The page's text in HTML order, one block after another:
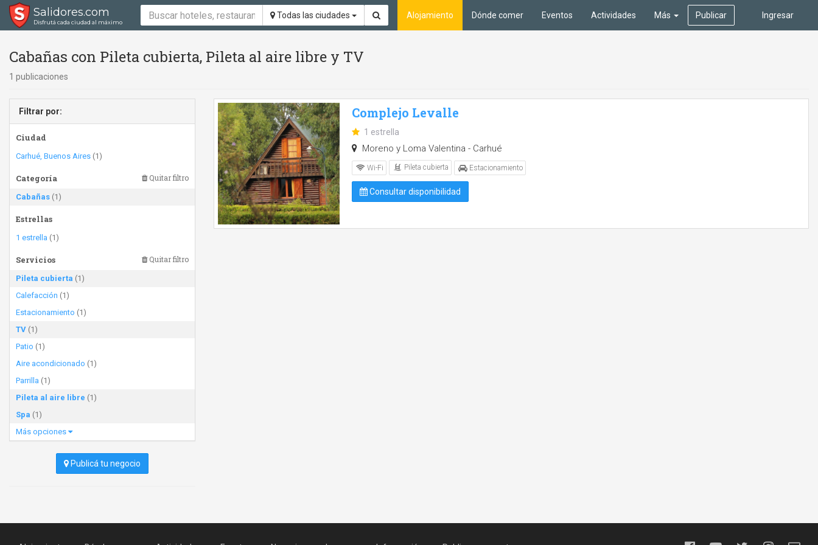
Salidores.com
Disfrutá cada ciudad al máximo
Todas las ciudades Ingresar
Alojamiento Dónde comer Eventos Actividades Más Publicar
Cabañas con Pileta cubierta, Pileta al aire libre y TV
1 publicaciones
Filtrar por:
Ciudad
Carhué, Buenos Aires (1)
Categoría Quitar filtro
Cabañas (1)
Estrellas
1 estrella (1)
Servicios Quitar filtro
Pileta cubierta (1)
Calefacción (1)
Estacionamiento (1)
TV (1)
Patio (1)
Aire acondicionado (1)
Parrilla (1)
Pileta al aire libre (1)
Spa (1)
Más opciones
Publicá tu negocio
Complejo Levalle
1 estrella
Moreno y Loma Valentina - Carhué
Wi-Fi Pileta cubierta Estacionamiento
Consultar disponibilidad